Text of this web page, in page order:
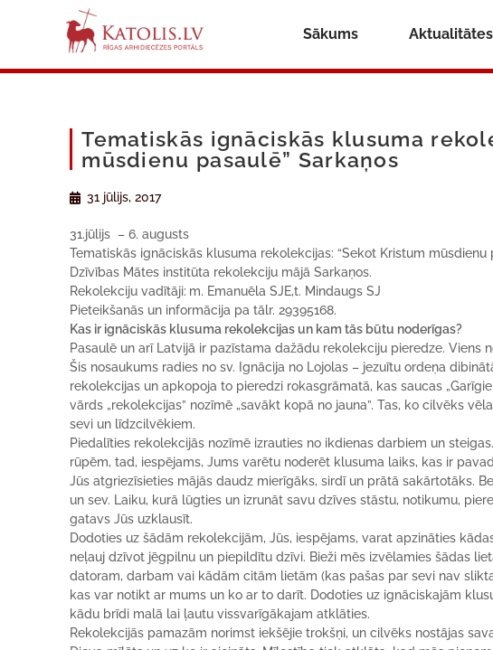
Sākums Aktualitātes
Tematiskās ignāciskās klusuma
mūsdienu pasaulē” Sarkaņos
31 jūlijs, 2017
31.jūlijs – 6. augusts
Tematiskās ignāciskās klusuma rekolekcijas: “Sekot Kristum mūsdienu
Dzīvības Mātes institūta rekolekciju mājā Sarkaņos.
Rekolekciju vadītāji: m. Emanuēla SJE,t. Mindaugs SJ
Pieteikšanās un informācija pa tālr. 29395168.
Kas ir ignāciskās klusuma rekolekcijas un kam tās būtu noderīgas?
Pasaulē un arī Latvijā ir pazīstama dažādu rekolekciju pieredze.
Šis nosaukums radies no sv. Ignācija no Lojolas – jezuītu ordeņa
rekolekcijas un apkopoja to pieredzi rokasgrāmatā, kas saucas
vārds „rekolekcijas” nozīmē „savākt kopā no jauna”. Tas, ko cilvēks
sevi un līdzcilvēkiem.
Piedalīties rekolekcijās nozīmē izrauties no ikdienas darbiem un steigas.
rūpēm, tad, iespējams, Jums varētu noderēt klusuma laiks, kas ir
Jūs atgriezīsieties mājās daudz mierīgāks, sirdī un prātā sakārtotāks.
un sev. Laiku, kurā lūgties un izrunāt savu dzīves stāstu, notikumu,
gatavs Jūs uzklausīt.
Dodoties uz šādām rekolekcijām, Jūs, iespējams, varat apzināties
neļauj dzīvot jēgpilnu un piepildītu dzīvi. Bieži mēs izvēlamies šādas
datoram, darbam vai kādām citām lietām (kas pašas par sevi nav
kas var notikt ar mums un ko ar to darīt. Dodoties uz ignāciskajām
kādu brīdi malā lai ļautu vissvarīgākajam atklāties.
Rekolekcijās pamazām norimst iekšējie trokšņi, un cilvēks nostājas